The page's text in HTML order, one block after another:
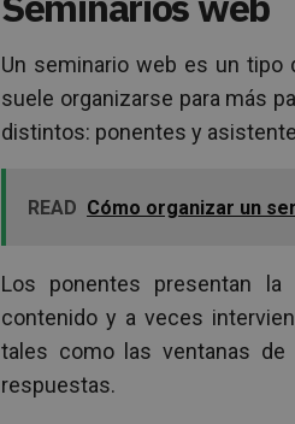
Un seminario web es un tipo
suele organizarse para más
distintos: ponentes y
READ Cómo organizar un
Los ponentes presentan
contenido y a veces
tales como las ventanas
respuestas.